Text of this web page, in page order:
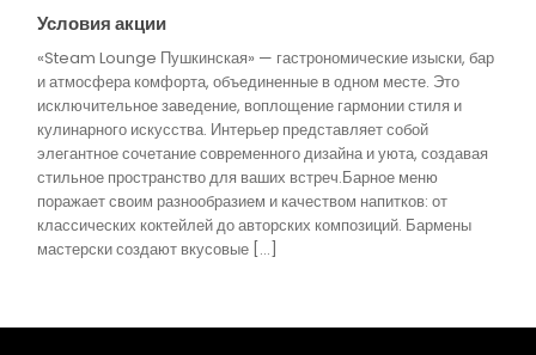
Условия акции
«Steam Lounge Пушкинская» — гастрономические изыски, бар
и атмосфера комфорта, объединенные в одном месте. Это
исключительное заведение, воплощение гармонии стиля и
кулинарного искусства. Интерьер представляет собой
элегантное сочетание современного дизайна и уюта, создавая
стильное пространство для ваших встреч.Барное меню
поражает своим разнообразием и качеством напитков: от
классических коктейлей до авторских композиций. Бармены
мастерски создают вкусовые […]